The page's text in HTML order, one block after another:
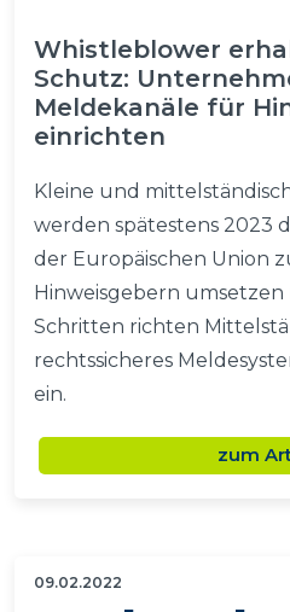
Whistleblower
Schutz:
Meldekanäle für
einrichten
Kleine und
werden spätestens 2023
der Europäischen Union
Hinweisgebern
Schritten richten
rechtssicheres
ein.
zum
09.02.2022